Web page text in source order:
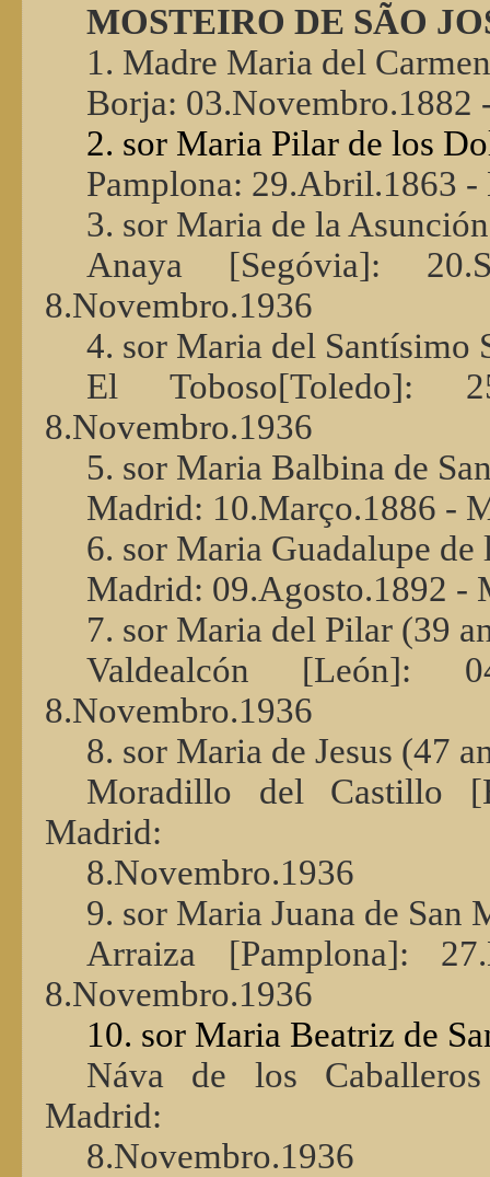
MOSTEIRO DE SÃO
1. Madre Maria del
Borja:
2. sor Maria Pilar de los
Pamplona: 29.Abril.1863
3. sor Maria de la
Anaya [Segóvia]:
8.Novembro.1936
4. sor Maria del Santísimo
El Toboso[Toledo]:
8.Novembro.1936
5. sor Maria Balbina de
Madrid: 10.Março.1886 -
6. sor Maria Guadalupe de
Madrid: 09.Agosto.1892 -
7. sor Maria del Pilar (39
Valdealcón [León]:
8.Novembro.1936
8. sor Maria de Jesus (47
Moradillo del Castillo
Madrid:
8.Novembro.1936
9. sor Maria Juana de San
Arraiza [Pamplona]:
8.Novembro.1936
10. sor Maria Beatriz de
Náva de los
Madrid:
8.Novembro.1936